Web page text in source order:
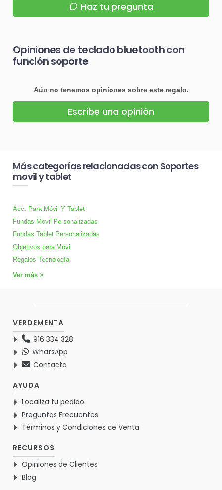
Haz tu pregunta
Opiniones de teclado bluetooth con
función soporte
Aún no tenemos opiniones sobre este regalo.
Escribe una opinión
Más categorías relacionadas con Soportes
movil y tablet
Acc. Para Móvil Y Tablet
Fundas Movil Personalizadas
Fundas Tablet Personalizadas
Objetivos para Móvil
Regalos Tecnología
Ver más >
VERDEMENTA
916 334 328
WhatsApp
Contacto
AYUDA
Localiza tu pedido
Preguntas Frecuentes
Términos y Condiciones de Venta
RECURSOS
Opiniones de Clientes
Blog